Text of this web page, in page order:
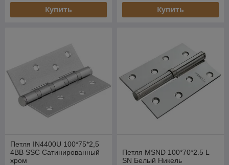
Купить Купить
Петля IN4400U 100*75*2,5
4BB SSC Сатинированный
хром
Петля MSND 100*70*2.5 L
SN Белый Никель